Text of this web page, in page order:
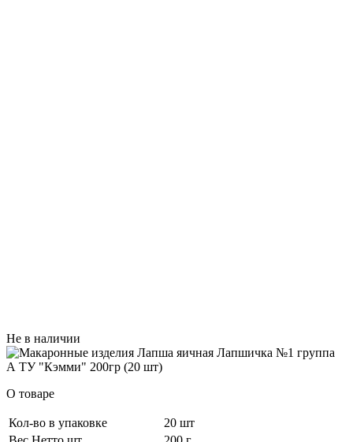
Не в наличии
О товаре
Кол-во в упаковке
20 шт